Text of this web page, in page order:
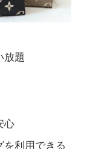
放題
心
を利用できる